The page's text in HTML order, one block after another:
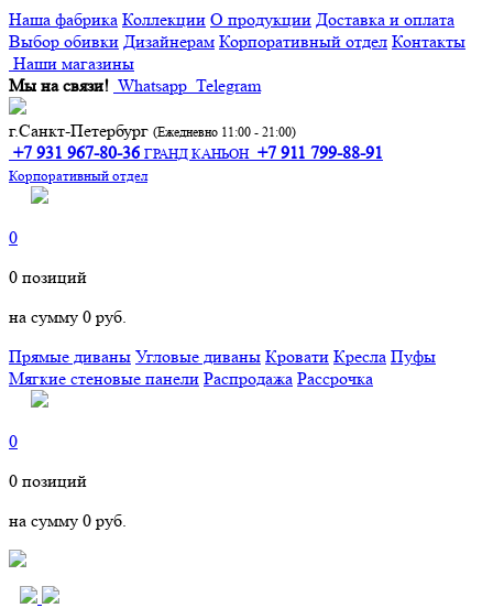
Наша фабрика Коллекции О продукции Доставка и оплата
Выбор обивки Дизайнерам Корпоративный отдел Контакты
Наши магазины
Мы на связи! Whatsapp Telegram
г.Санкт-Петербург (Ежедневно 11:00 - 21:00)
+7 931 967-80-36 ГРАНД КАНЬОН +7 911 799-88-91‬
Корпоративный отдел
0
0 позиций
на сумму 0 руб.
Прямые диваны Угловые диваны Кровати Кресла Пуфы
Мягкие стеновые панели Распродажа Рассрочка
0
0 позиций
на сумму 0 руб.